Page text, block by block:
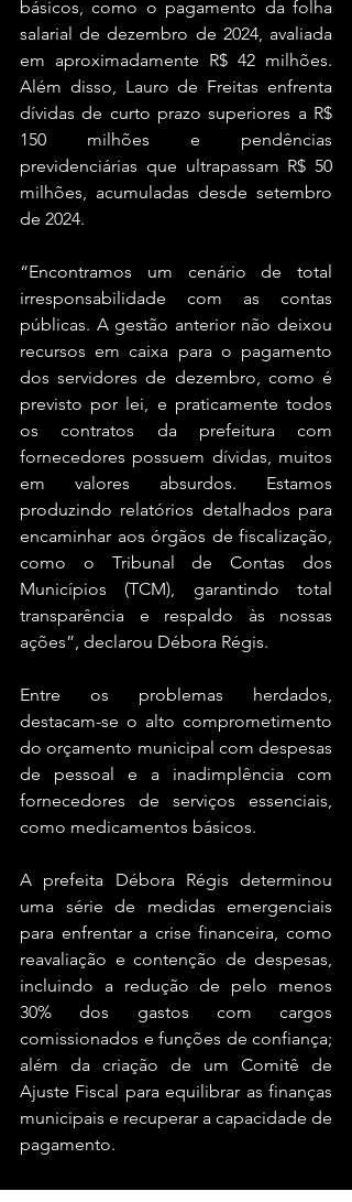
básicos, como o pagamento da folha
salarial de dezembro de 2024, avaliada
em aproximadamente R$ 42 milhões.
Além disso, Lauro de Freitas enfrenta
dívidas de curto prazo superiores a R$
150 milhões e pendências
previdenciárias que ultrapassam R$ 50
milhões, acumuladas desde setembro
de 2024.
“Encontramos um cenário de total
irresponsabilidade com as contas
públicas. A gestão anterior não deixou
recursos em caixa para o pagamento
dos servidores de dezembro, como é
previsto por lei, e praticamente todos
os contratos da prefeitura com
fornecedores possuem dívidas, muitos
em valores absurdos. Estamos
produzindo relatórios detalhados para
encaminhar aos órgãos de fiscalização,
como o Tribunal de Contas dos
Municípios (TCM), garantindo total
transparência e respaldo às nossas
ações”, declarou Débora Régis.
Entre os problemas herdados,
destacam-se o alto comprometimento
do orçamento municipal com despesas
de pessoal e a inadimplência com
fornecedores de serviços essenciais,
como medicamentos básicos.
A prefeita Débora Régis determinou
uma série de medidas emergenciais
para enfrentar a crise financeira, como
reavaliação e contenção de despesas,
incluindo a redução de pelo menos
30% dos gastos com cargos
comissionados e funções de confiança;
além da criação de um Comitê de
Ajuste Fiscal para equilibrar as finanças
municipais e recuperar a capacidade de
pagamento.
#blogdogaban #laurodefreitas #bahia